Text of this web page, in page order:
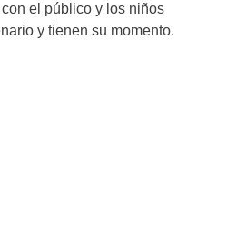
el público y los niños
y tienen su momento.